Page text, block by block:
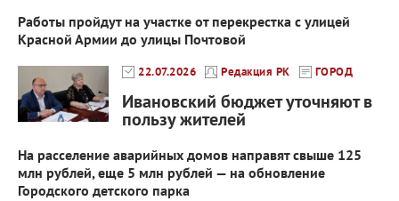
Работы пройдут на участке от перекрестка с улицей
Красной Армии до улицы Почтовой
22.07.2026 Редакция РК ГОРОД
Ивановский бюджет уточняют в
пользу жителей
На расселение аварийных домов направят свыше 125
млн рублей, еще 5 млн рублей — на обновление
Городского детского парка